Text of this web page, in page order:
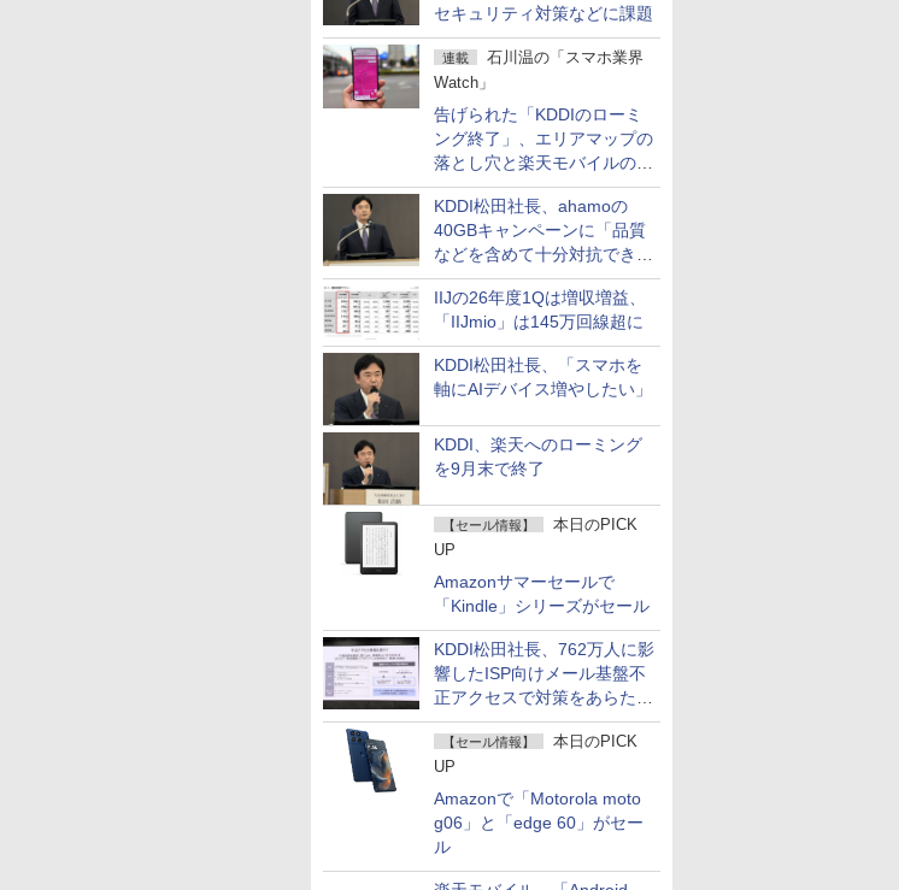
セキュリティ対策などに課題
連載
石川温の「スマホ業界
Watch」
告げられた「KDDIのローミ
ング終了」、エリアマップの
落とし穴と楽天モバイルの課
題
KDDI松田社長、ahamoの
40GBキャンペーンに「品質
などを含めて十分対抗でき
る」
IIJの26年度1Qは増収増益、
「IIJmio」は145万回線超に
KDDI松田社長、「スマホを
軸にAIデバイス増やしたい」
KDDI、楽天へのローミング
を9月末で終了
【セール情報】
本日のPICK
UP
Amazonサマーセールで
「Kindle」シリーズがセール
KDDI松田社長、762万人に影
響したISP向けメール基盤不
正アクセスで対策をあらため
て説明
【セール情報】
本日のPICK
UP
Amazonで「Motorola moto
g06」と「edge 60」がセー
ル